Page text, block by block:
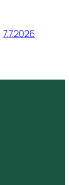
7.7.2026